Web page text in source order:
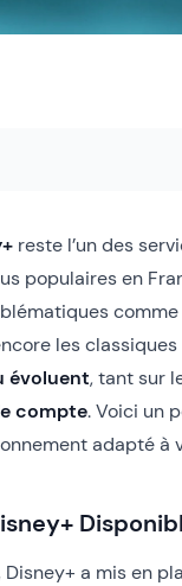
reste l’un des
populaires en
comme
les classiques
évoluent, tant sur
compte. Voici un
adapté à
a mis en